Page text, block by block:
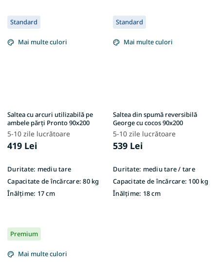
Standard
Mai multe culori
Saltea cu arcuri utilizabilă pe
ambele părți Pronto 90x200
5-10 zile lucrătoare
419 Lei
Duritate: mediu tare
Capacitate de încărcare: 80 kg
Înălțime: 17 cm
Standard
Mai multe culori
Saltea din spumă reversibilă
George cu cocos 90x200
5-10 zile lucrătoare
539 Lei
Duritate: mediu tare / tare
Capacitate de încărcare: 100 kg
Înălțime: 18 cm
Premium
Mai multe culori